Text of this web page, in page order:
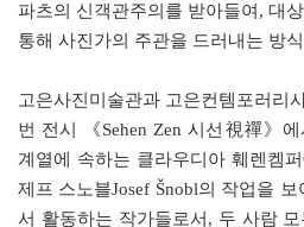
파츠의 신객관주의를 받아들여, 대
통해 사진가의 주관을 드러내는 방
고은사진미술관과 고은컨템포러리
번 전시 《Sehen Zen 시선視禪》
계열에 속하는 클라우디아 훼렌켐퍼
제프 스노블Josef Šnobl의 작업을
서 활동하는 작가들로서, 두 사람